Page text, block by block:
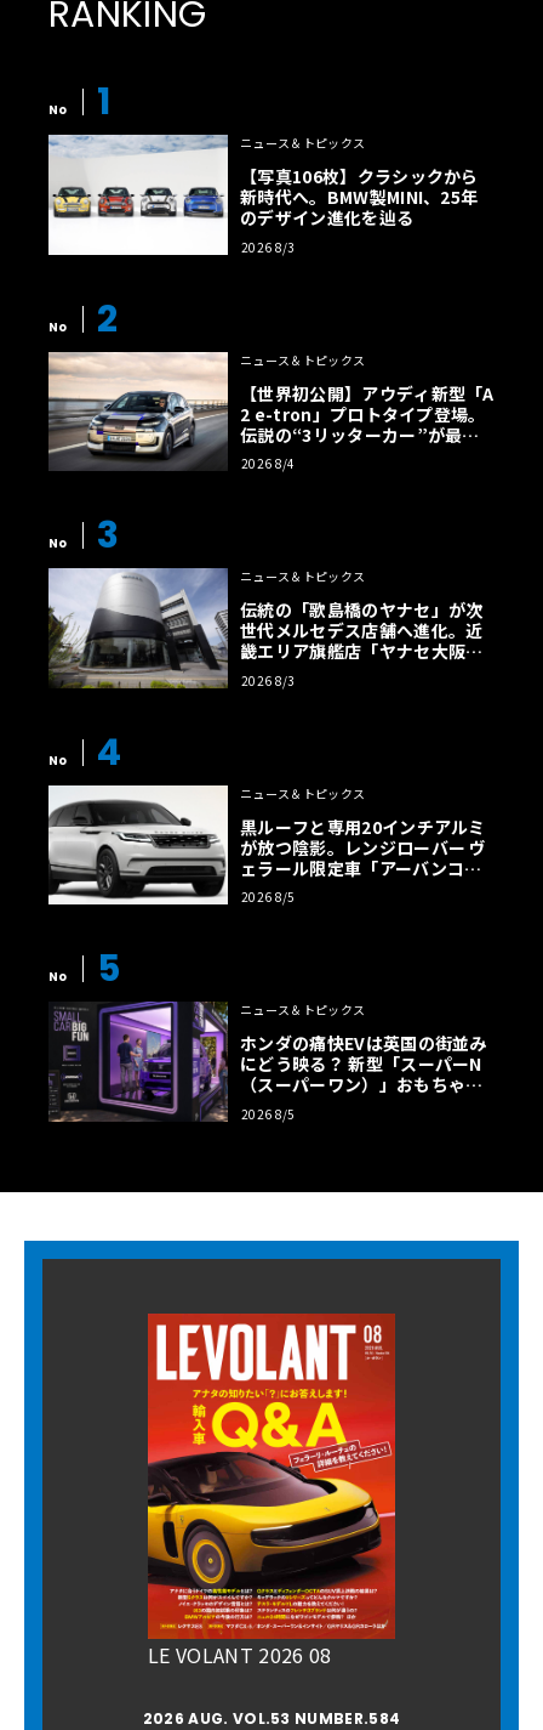
RANKING
No 1
ニュース＆トピックス
【写真106枚】クラシックから
新時代へ。BMW製MINI、25年
のデザイン進化を辿る
2026 8/3
No 2
ニュース＆トピックス
【世界初公開】アウディ新型「A
2 e-tron」プロトタイプ登場。
伝説の“3リッターカー”が最高
効率エントリーBEVとして復活
【画像38枚】
2026 8/4
No 3
ニュース＆トピックス
伝統の「歌島橋のヤナセ」が次
世代メルセデス店舗へ進化。近
畿エリア旗艦店「ヤナセ大阪支
店」がリニューアル
2026 8/3
No 4
ニュース＆トピックス
黒ルーフと専用20インチアルミ
が放つ陰影。レンジローバー ヴ
ェラール限定車「アーバンコン
トラスト・エディション」登場
2026 8/5
No 5
ニュース＆トピックス
ホンダの痛快EVは英国の街並み
にどう映る？ 新型「スーパーN
（スーパーワン）」おもちゃ箱
ツアーの全貌
2026 8/5
LE VOLANT 2026 08
2026 AUG. VOL.53 NUMBER.584